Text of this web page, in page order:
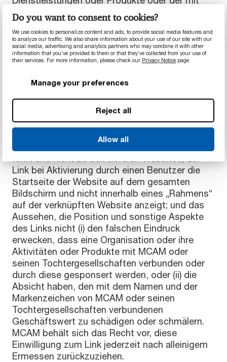
Do you want to consent to cookies?
We use cookies to personalize content and ads, to provide social media features and
to analyze our traffic. We also share information about your use of our site with our
social media, advertising and analytics partners who may combine it with other
information that you’ve provided to them or that they’ve collected from your use of
their services. For more information, please check our Privacy Notice page.
Manage your preferences
Reject all
Allow all
diesen Websites verbundenen Unternehmen dar.
Links von anderen Websites
Alle Links zu dieser Website müssen schriftlich
durch MCAM genehmigt werden,
ausgenommen wenn MCAM Links genehmigt,
bei denen: der Link ein Nur-Text-Link ist, der nur
den Titel der Startseite zu dieser Website
enthält; der Link nur zur Startseite der Website
Link bei Aktivierung durch einen Benutzer die
Startseite der Website auf dem gesamten
Bildschirm und nicht innerhalb eines „Rahmens“
auf der verknüpften Website anzeigt; und das
Aussehen, die Position und sonstige Aspekte
des Links nicht (i) den falschen Eindruck
erwecken, dass eine Organisation oder ihre
Aktivitäten oder Produkte mit MCAM oder
seinen Tochtergesellschaften verbunden oder
durch diese gesponsert werden, oder (ii) die
Absicht haben, den mit dem Namen und der
Markenzeichen von MCAM oder seinen
Tochtergesellschaften verbundenen
Geschäftswert zu schädigen oder schmälern.
MCAM behält sich das Recht vor, diese
Einwilligung zum Link jederzeit nach alleinigem
Ermessen zurückzuziehen.